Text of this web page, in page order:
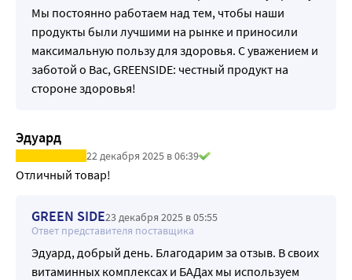
Мы постоянно работаем над тем, чтобы наши
продукты были лучшими на рынке и приносили
максимальную пользу для здоровья. С уважением и
заботой о Вас, GREENSIDE: честный продукт на
стороне здоровья!
Эдуард
22 декабря 2025 в 06:39
Отличный товар!
GREEN SIDE23 декабря 2025 в 05:55
Ответ представителя поставщика
Эдуард, добрый день. Благодарим за отзыв. В своих
витаминных комплексах и БАДах мы используем